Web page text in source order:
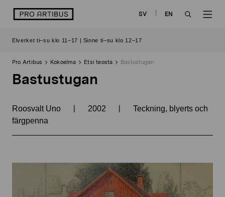
sisältöön
logo SV
EN
Elverket ti–su klo 11–17 | Sinne ti–su klo 12–17
Pro Artibus Kokoelma Etsi teosta Bastustugan
Bastustugan
Roosvalt Uno | 2002 |
Teckning, blyerts och
färgpenna